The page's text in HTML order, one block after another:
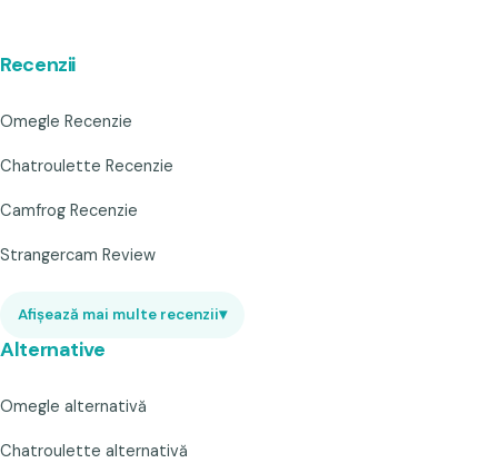
Recenzii
Omegle Recenzie
Chatroulette Recenzie
Camfrog Recenzie
Strangercam Review
Afișează mai multe recenzii▾
Alternative
Omegle alternativă
Chatroulette alternativă